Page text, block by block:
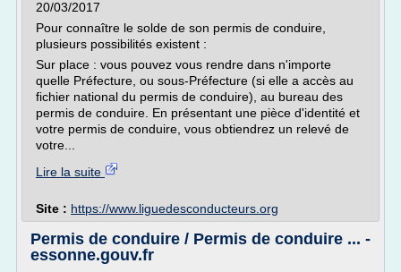
20/03/2017
Pour connaître le solde de son permis de conduire,
plusieurs possibilités existent :
Sur place : vous pouvez vous rendre dans n'importe
quelle Préfecture, ou sous-Préfecture (si elle a accès au
fichier national du permis de conduire), au bureau des
permis de conduire. En présentant une pièce d'identité et
votre permis de conduire, vous obtiendrez un relevé de
votre...
Lire la suite
Site : https://www.liguedesconducteurs.org
Permis de conduire / Permis de conduire ... -
essonne.gouv.fr